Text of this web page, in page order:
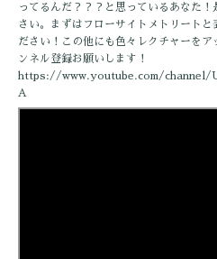
ってるんだ？？？と思っているあなた
さい。まずはフローサイトメトリートと
ださい！この他にも色々レクチャーを
ンネル登録お願いします！
https://www.youtube.com/channel/
A